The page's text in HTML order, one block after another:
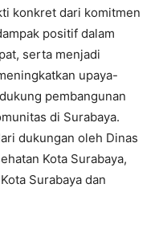
konkret dari komitmen
positif dalam
serta menjadi
upaya-
pembangunan
di Surabaya.
dukungan oleh Dinas
Kota Surabaya,
Surabaya dan